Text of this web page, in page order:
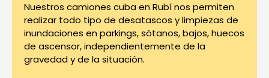
Nuestros camiones cuba en Rubí nos permiten
realizar todo tipo de desatascos y limpiezas de
inundaciones en parkings, sótanos, bajos, huecos
de ascensor, independientemente de la
gravedad y de la situación.